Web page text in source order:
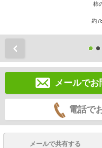
柿
約
メールで
電話で
メールで共有する